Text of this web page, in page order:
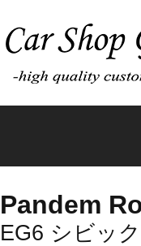
Pandem
EG6 シビッ